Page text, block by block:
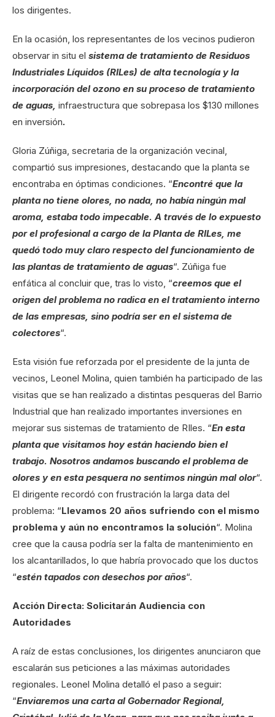
los dirigentes.
En la ocasión, los representantes de los vecinos pudieron
observar in situ el sistema de tratamiento de Residuos
Industriales Líquidos (RILes) de alta tecnología y la
incorporación del ozono en su proceso de tratamiento
de aguas, infraestructura que sobrepasa los $130 millones
en inversión.
Gloria Zúñiga, secretaria de la organización vecinal,
compartió sus impresiones, destacando que la planta se
encontraba en óptimas condiciones. “Encontré que la
planta no tiene olores, no nada, no había ningún mal
aroma, estaba todo impecable. A través de lo expuesto
por el profesional a cargo de la Planta de RILes, me
quedó todo muy claro respecto del funcionamiento de
las plantas de tratamiento de aguas“. Zúñiga fue
enfática al concluir que, tras lo visto, “creemos que el
origen del problema no radica en el tratamiento interno
de las empresas, sino podría ser en el sistema de
colectores“.
Esta visión fue reforzada por el presidente de la junta de
vecinos, Leonel Molina, quien también ha participado de las
visitas que se han realizado a distintas pesqueras del Barrio
Industrial que han realizado importantes inversiones en
mejorar sus sistemas de tratamiento de RIles. “En esta
planta que visitamos hoy están haciendo bien el
trabajo. Nosotros andamos buscando el problema de
olores y en esta pesquera no sentimos ningún mal olor“.
El dirigente recordó con frustración la larga data del
problema: “Llevamos 20 años sufriendo con el mismo
problema y aún no encontramos la solución“. Molina
cree que la causa podría ser la falta de mantenimiento en
los alcantarillados, lo que habría provocado que los ductos
“estén tapados con desechos por años“.
Acción Directa: Solicitarán Audiencia con
Autoridades
A raíz de estas conclusiones, los dirigentes anunciaron que
escalarán sus peticiones a las máximas autoridades
regionales. Leonel Molina detalló el paso a seguir:
“Enviaremos una carta al Gobernador Regional,